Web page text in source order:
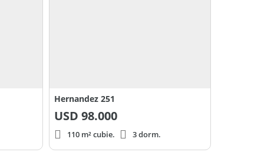
Hernandez 251
USD 98.000
110 m² cubie. 3 dorm.